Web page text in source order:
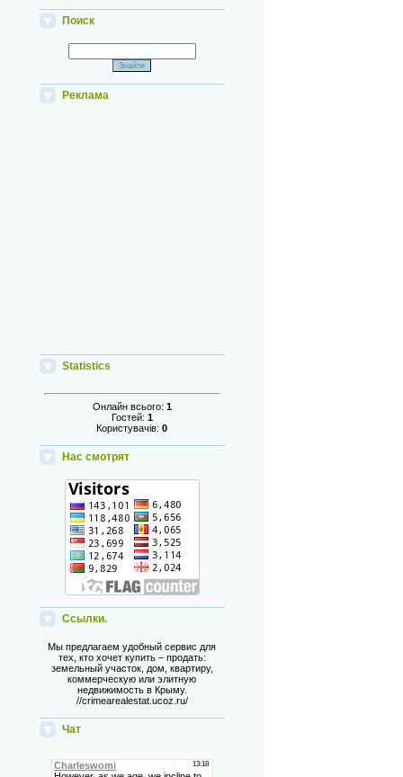
Поиск
Реклама
Statistics
Онлайн всього: 1
Гостей: 1
Користувачів:0
Нас смотрят
Ссылки.
Мы предлагаем удобный сервис для
тех, кто хочет купить – продать:
земельный участок, дом, квартиру,
коммерческую или элитную
недвижимость в Крыму.
//crimearealestat.ucoz.ru/
Чат